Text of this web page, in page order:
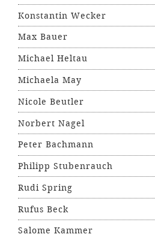
Konstantin Wecker
Max Bauer
Michael Heltau
Michaela May
Nicole Beutler
Norbert Nagel
Peter Bachmann
Philipp Stubenrauch
Rudi Spring
Rufus Beck
Salome Kammer